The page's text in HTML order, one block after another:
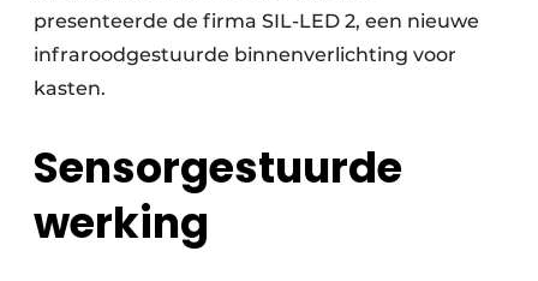
presenteerde de firma SIL-LED 2, een nieuwe
infraroodgestuurde binnenverlichting voor
kasten.
Sensorgestuurde
werking